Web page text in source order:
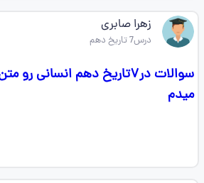
زهرا صابری
درس7 تاریخ دهم
سوالات در۷تاریخ دهم انسانی
میدم